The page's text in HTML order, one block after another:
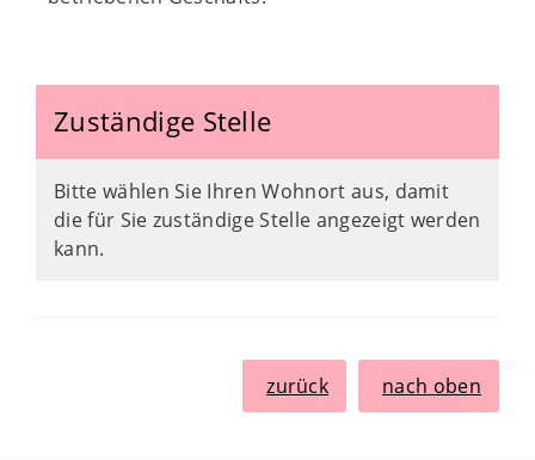
Zuständige Stelle
Bitte wählen Sie Ihren Wohnort aus, damit
die für Sie zuständige Stelle angezeigt werden
kann.
zurück nach oben